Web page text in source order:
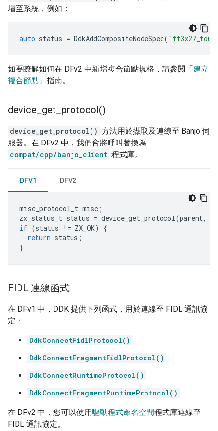
增至系統，例如：
auto status = DdkAddCompositeNodeSpec(
如要瞭解如何在 DFv2 中新增複合節點規格，請參閱「建立
複合節點 」指南。
device_get_protocol()
device_get_protocol() 方法用於擷取及連線至 Banjo 伺
服器。在 DFv2 中，我們會將呼叫替換為
compat/cpp/banjo_client 程式庫。
DFV1 DFV2
misc_protocol_t misc ;
zx_status_t status = device_get_protocol(parent,
if (status != ZX_OK)
{
return status ;
}
FIDL 連線函式
在 DFv1 中，DDK 提供下列函式，用於連線至 FIDL 通訊協
定：
DdkConnectFidlProtocol()
DdkConnectFragmentFidlProtocol()
DdkConnectRuntimeProtocol()
DdkConnectFragmentRuntimeProtocol()
在 DFv2 中，您可以使用驅動程式命名空間程式庫連線至
FIDL 通訊協定。